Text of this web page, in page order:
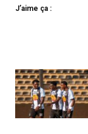
J’aime ça :